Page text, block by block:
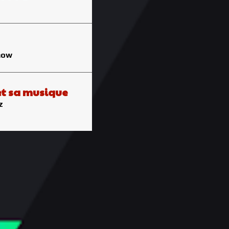
6
12
12
sa musique